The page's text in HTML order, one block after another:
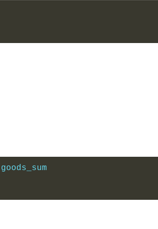
goods_sum